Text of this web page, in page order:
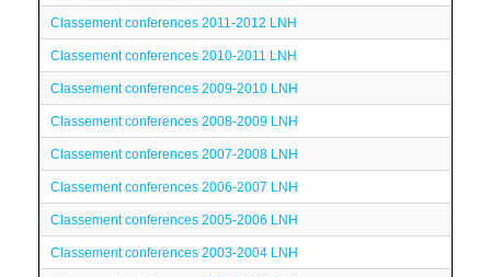
Classement conferences 2011-2012 LNH
Classement conferences 2010-2011 LNH
Classement conferences 2009-2010 LNH
Classement conferences 2008-2009 LNH
Classement conferences 2007-2008 LNH
Classement conferences 2006-2007 LNH
Classement conferences 2005-2006 LNH
Classement conferences 2003-2004 LNH